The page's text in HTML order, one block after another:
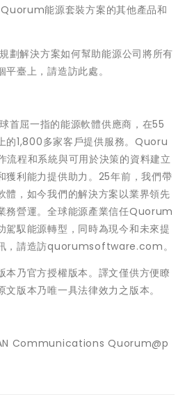
能源套裝方案的其他產品和
劃解決方案如何幫助能源公司將所有
臺上，請造訪此處。
屈一指的能源軟體供應商，在55
的1,800多家客戶提供服務。Quoru
流程和系統與可用於決策的資料建立
獲利能力提供助力。25年前，我們帶
體，如今我們的解決方案以業界領先
務營運。全球能源產業信任Quorum
駕馭能源轉型，同時為現今和未來提
，請造訪quorumsoftware.com。
本乃官方授權版本。譯文僅供方便瞭
版本乃唯一具法律效力之版本。
Communications Quorum@p